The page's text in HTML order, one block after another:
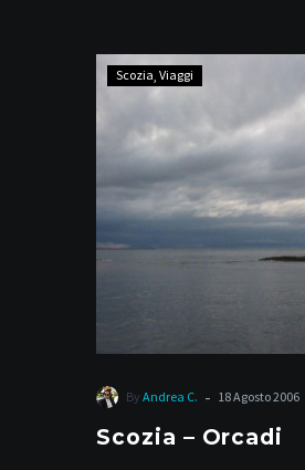
–
Scozia Viaggi
By Andrea C. - 18 Agosto 2006
Scozia – Orcadi